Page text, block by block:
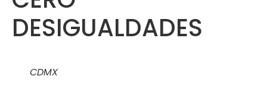
DESIGUALDADES
CDMX